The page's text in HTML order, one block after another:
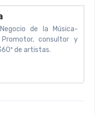
de la Música-
Promotor, consultor y
de artistas.